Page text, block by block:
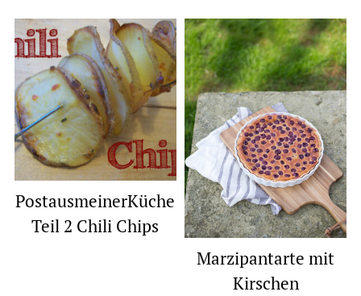
PostausmeinerKüche
Teil 2 Chili Chips
Marzipantarte mit
Kirschen